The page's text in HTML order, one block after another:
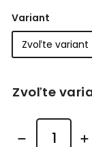
Variant
Zvoľte